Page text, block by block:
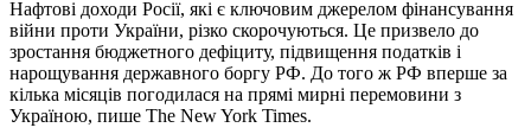
Нафтові доходи Росії, які є ключовим джерелом фінансування
війни проти України, різко скорочуються. Це призвело до
зростання бюджетного дефіциту, підвищення податків і
нарощування державного боргу РФ. До того ж РФ вперше за
кілька місяців погодилася на прямі мирні перемовини з
Україною, пише The New York Times.